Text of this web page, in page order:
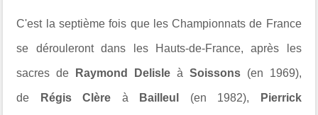
C'est la septième fois que les Championnats de France
se dérouleront dans les Hauts-de-France, après les
sacres de Raymond Delisle à Soissons(en 1969),
de Régis Clère à Bailleul (en 1982), Pierrick